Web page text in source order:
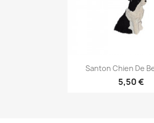
Aperçu
Santon Chien De
5,50 €